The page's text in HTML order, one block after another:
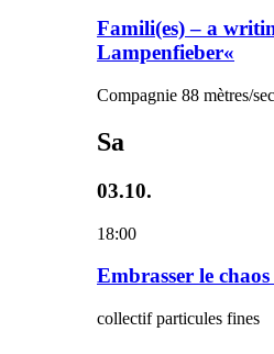
Famili(es) – a
Lampenfieber«
Compagnie 88 mètres/
Sa
03.10.
18:00
Embrasser le
collectif particules fines